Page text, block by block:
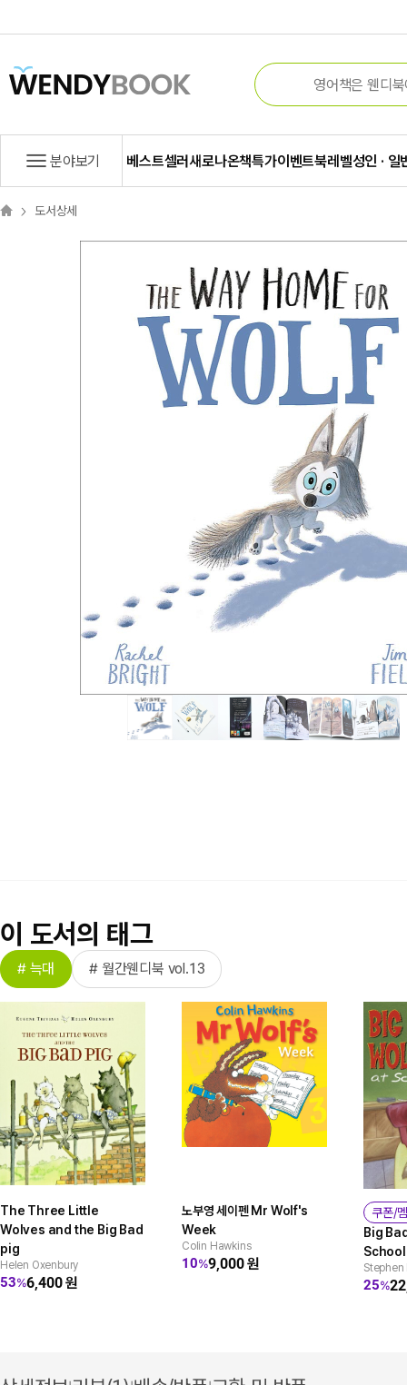
분야보기 베스트셀러새로나온책특가이벤트북레벨성인 · 일
도서상세
이 도서의 태그
# 늑대 # 월간웬디북 vol.13
The Three Little
Wolves and the Big Bad
pig
Helen Oxenbury
53%6,400원
노부영 세이펜 Mr Wolf's
Week
Colin Hawkins
10%9,000원
쿠폰/
Big
School
Stephen
25%